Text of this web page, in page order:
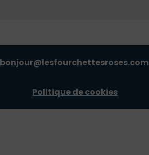
bonjour@lesfourchettesroses.com
Politique de cookies